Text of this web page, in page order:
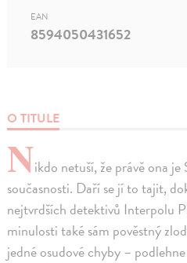
O TITULE
Nikdo netuší, že právě ona
současnosti. Daří se jí to tajit,
nejtvrdších detektivů Interpolu
minulosti také sám pověstný
jedné osudové chyby –
EAN
8594050431652